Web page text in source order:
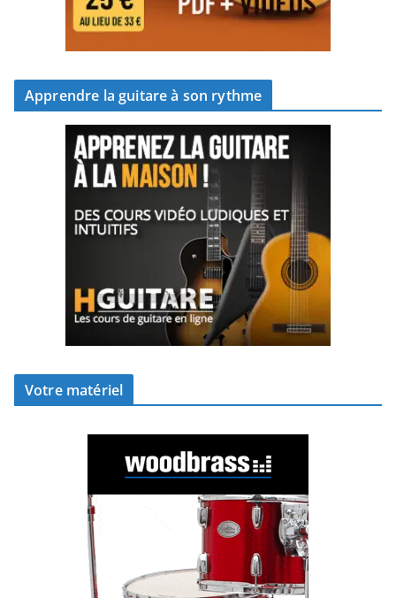
Apprendre la guitare à son rythme
Votre matériel